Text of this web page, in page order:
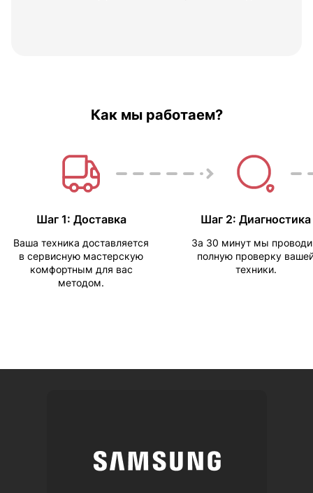
Как мы работаем?
Шаг 1: Доставка
Ваша техника доставляется
в сервисную мастерскую
комфортным для вас
методом.
Шаг 2: Диагностика
За 30 минут мы
полную проверку
техники.